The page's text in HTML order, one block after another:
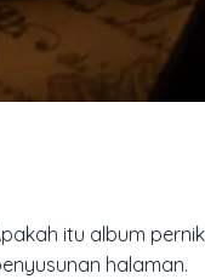
itu album
halaman.